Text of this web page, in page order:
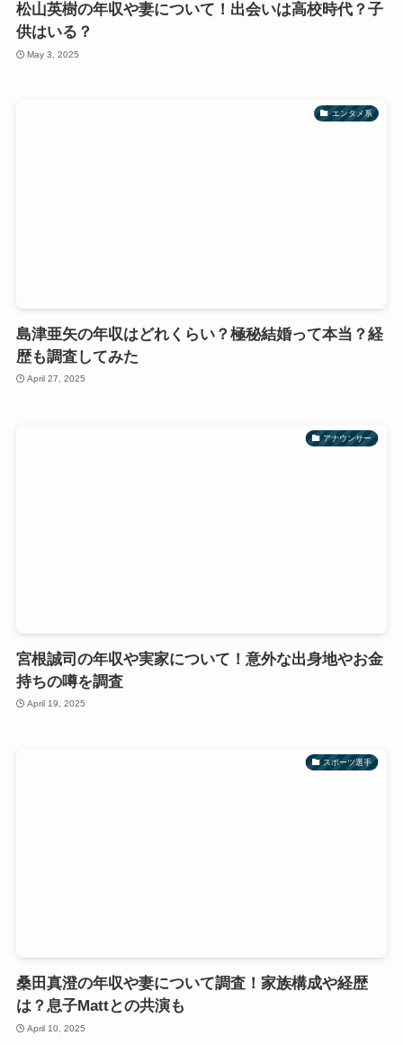
松山英樹の年収や妻について！出会いは高校時代？子
供はいる？
May 3, 2025
エンタメ系
島津亜矢の年収はどれくらい？極秘結婚って本当？経
歴も調査してみた
April 27, 2025
アナウンサー
宮根誠司の年収や実家について！意外な出身地やお金
持ちの噂を調査
April 19, 2025
スポーツ選手
桑田真澄の年収や妻について調査！家族構成や経歴
は？息子Mattとの共演も
April 10, 2025